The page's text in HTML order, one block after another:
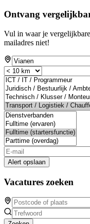
Ontvang
Vul in waar je
mailadres niet!
Alert opslaan
Vacatures zoeken